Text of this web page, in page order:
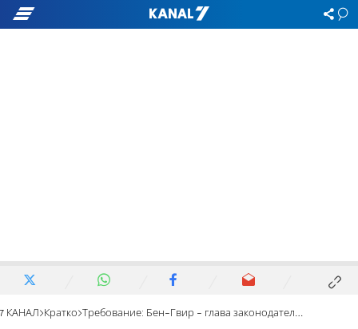
7 КАНАЛ Кратко Требование: Бен-Гвир - глава законодательной комиссии Кнессета